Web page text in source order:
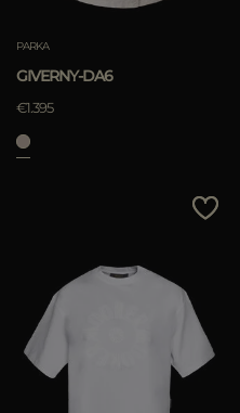
PARKA
GIVERNY-DA6
€1.395